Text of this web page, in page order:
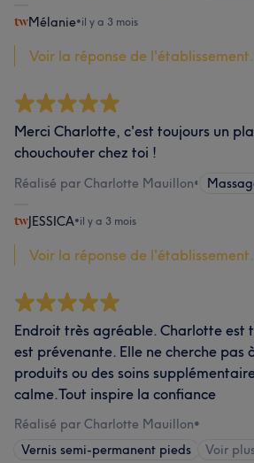
Mélanie•il y a 3 mois
Voir la réponse de
Merci Charlotte, c'est toujours un
chouchouter chez toi !
Réalisé par Charlotte Mauillon•
JESSICA•il y a 3 mois
Voir la réponse de
Endroit très agréable. Charlotte est
est prévenante. Elle ne cherche pas
produits ou des soins
calme.Tout inspire la confiance
Réalisé par Charlotte Mauillon•
Vernis semi-permanent pieds
Voir